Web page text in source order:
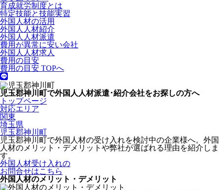
育成就労制度とは
特定技能と技能実習
外国人材の活用
外国人人材紹介
外国人人材派遣
費用が異常に安い会社
外国人人材求人
費用の目安
費用の目安 TOPへ
児玉郡神川町で外国人人材派遣･紹介会社をお探しの方へ
トップページ
対応エリア
関東
埼玉県
児玉郡神川町
児玉郡神川町で外国人材の受け入れを検討中の企業様へ。外国
人材のメリット・デメリットや弊社が選ばれる理由を紹介しま
す。
外国人材受け入れの
お問合せはこちら
外国人材のメリット・デメリット